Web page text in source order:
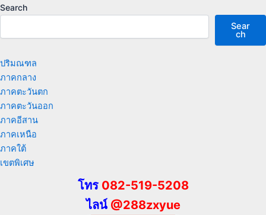
Search
Sear
ch
ปริมณฑล
ภาคกลาง
ภาคตะวันตก
ภาคตะวันออก
ภาคอีสาน
ภาคเหนือ
ภาคใต้
เขตพิเศษ
โทร 082-519-5208
ไลน์ @288zxyue